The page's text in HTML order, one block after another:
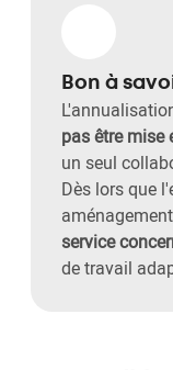
Bon à
pas être mise
un seul
Dès lors que
service
de travail